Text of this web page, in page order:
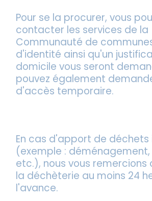
Pour se la procurer, vous
contacter les services de la
Communauté de
d'identité ainsi qu'un
domicile vous seront
pouvez également
d'accès temporaire.
En cas d'apport de
(exemple : déménagement,
etc.), nous vous remercions
la déchèterie au moins 24
l'avance.